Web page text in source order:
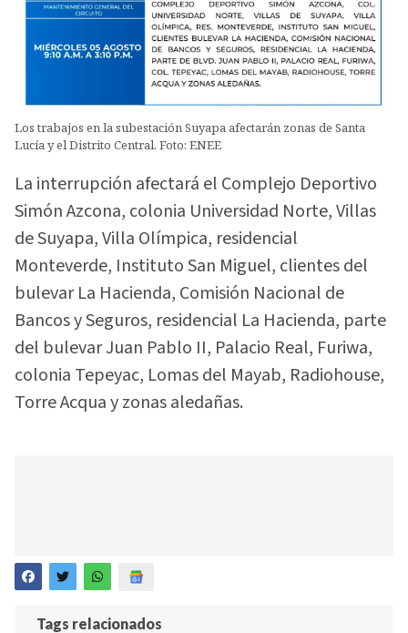
Los trabajos en la subestación Suyapa afectarán zonas de Santa
Lucía y el Distrito Central. Foto: ENEE
La interrupción afectará el Complejo Deportivo
Simón Azcona, colonia Universidad Norte, Villas
de Suyapa, Villa Olímpica, residencial
Monteverde, Instituto San Miguel, clientes del
bulevar La Hacienda, Comisión Nacional de
Bancos y Seguros, residencial La Hacienda, parte
del bulevar Juan Pablo II, Palacio Real, Furiwa,
colonia Tepeyac, Lomas del Mayab, Radiohouse,
Torre Acqua y zonas aledañas.
Tags relacionados